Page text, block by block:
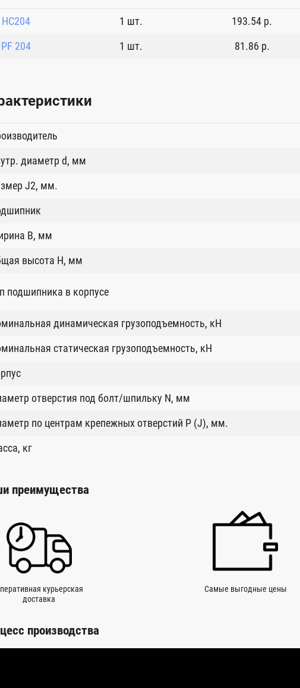
HC204 1 шт. 193.54 р.
PF 204
1 шт. 81.86 р.
диаметр d, мм
J2, мм.
B, мм
высота H, мм
подшипника в корпусе
динамическая грузоподъемность, кН
статическая грузоподъемность, кН
отверстия под болт/шпильку N, мм
по центрам крепежных отверстий P (J), мм.
кг
преимущества
курьерская
доставка
Самые выгодные цены
производства